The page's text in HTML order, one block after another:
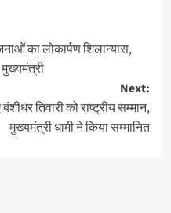
का लोकार्पण शिलान्यास,
Next:
तिवारी को राष्ट्रीय सम्मान,
मुख्यमंत्री धामी ने किया सम्मानित